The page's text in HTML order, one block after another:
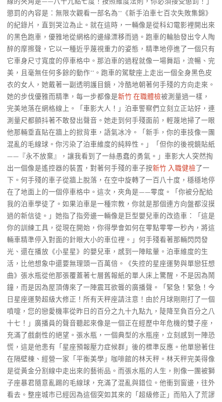
懲罰的內容是：無限次觀看一部名為**《新手泊車七百次失敗集錦》
的紀錄片，直到哭泣為止。就在這時，一輛像是從科幻電影裡開出來
的黑色跑車，優雅地從網格的邊緣漂移而過。跑車的輪胎發出令人陶
醉的摩擦聲，它以一種近乎蔑視重力的姿態，精準地停進了一個只有
它車身尺寸寬度的停車格中。那泊車的過程就像一場舞蹈，流暢、完
美，且毫無任何多餘的動作**。跑車的駕駛座上走出一個全身黑色皮
衣的女人，她戴著一副透明護目鏡，冷酷地朝著何手殘的方向走來。
她的步伐優雅而精準，每一步都像是新竹 在職體檢被測量過一樣，
完美地落在網格線上。「車影大人！」泊車警察們立刻立正站好，連
測量尺都顫抖著不敢發出聲音。她走到何手殘面前，輕蔑地掃了一眼
他那輛垂直貼在牆上的掀背車，語氣冰冷。「新手，你的車技像一團
混亂的毛線球。你污染了泊車維度的純粹性。」「但你的後視鏡貼紙
——『永不放棄』，讓我看到了一絲愚蠢的勇氣。」車影大人突然掏
出一個像是遙控器的裝置，對著何手殘的車子按新竹 入職健檢了一
下。何手殘的車子從牆上脫落，在空中旋轉了一百八十度，穩穩地停
在了地面上的一個停車格中。這次，夾角是——零度。「你被分配給
我的泊車學徒了。如果泊車是一種宗教，你就是那個連方向盤都沒摸
過的新信徒。」她指了指旁邊一輛像是巨型嬰兒車的改造車：「這是
你的訓練工具，從現在開始，你得學會如何在零點零零一秒內，將這
輛車精準停入對面的針眼大小的車位裡。」何手殘看著那輛閃閃發
光、還在播放《小星星》的嬰兒車，感到一陣眩暈。泊車維度的生
活，比他想象中還要無理頭一百萬倍。《失控的星座運勢與單戀狂想
曲》張水瓶從他那張覆蓋著七層舊報紙的單人床上驚醒，不是因為鬧
鐘，而是因為屋頂傳來了一陣震耳欲聾的廣播聲。「緊急！緊急！今
日星座運勢超級大修正！所有天秤座請注意！由於月球剛剛打了一個
噴嚏，您的戀愛機率從昨日的百分之九十九點九，陡降至負百分之八
十七！」廣播員的聲音聽起來像是一個正在經歷中年危機的雙子座，
充滿了戲劇性的絕望。張水瓶，一個典型的水瓶座，立刻感到一陣恐
慌，這是他患有「星座預報壓力症候群」後的標準反應。他單戀著住
在隔壁棟、經營一家「平衡美學」咖啡館的林天秤。林天秤完美得像
是從黃金分割線中走出來的藝術品。而張水瓶的人生，則像一團被獅
子座暴君隨意亂踢的毛線球，充滿了混亂與錯位。他衝到窗邊，往外
看去。整座城市已經因為這個突如其來的「超級修正」而陷入了荒謬